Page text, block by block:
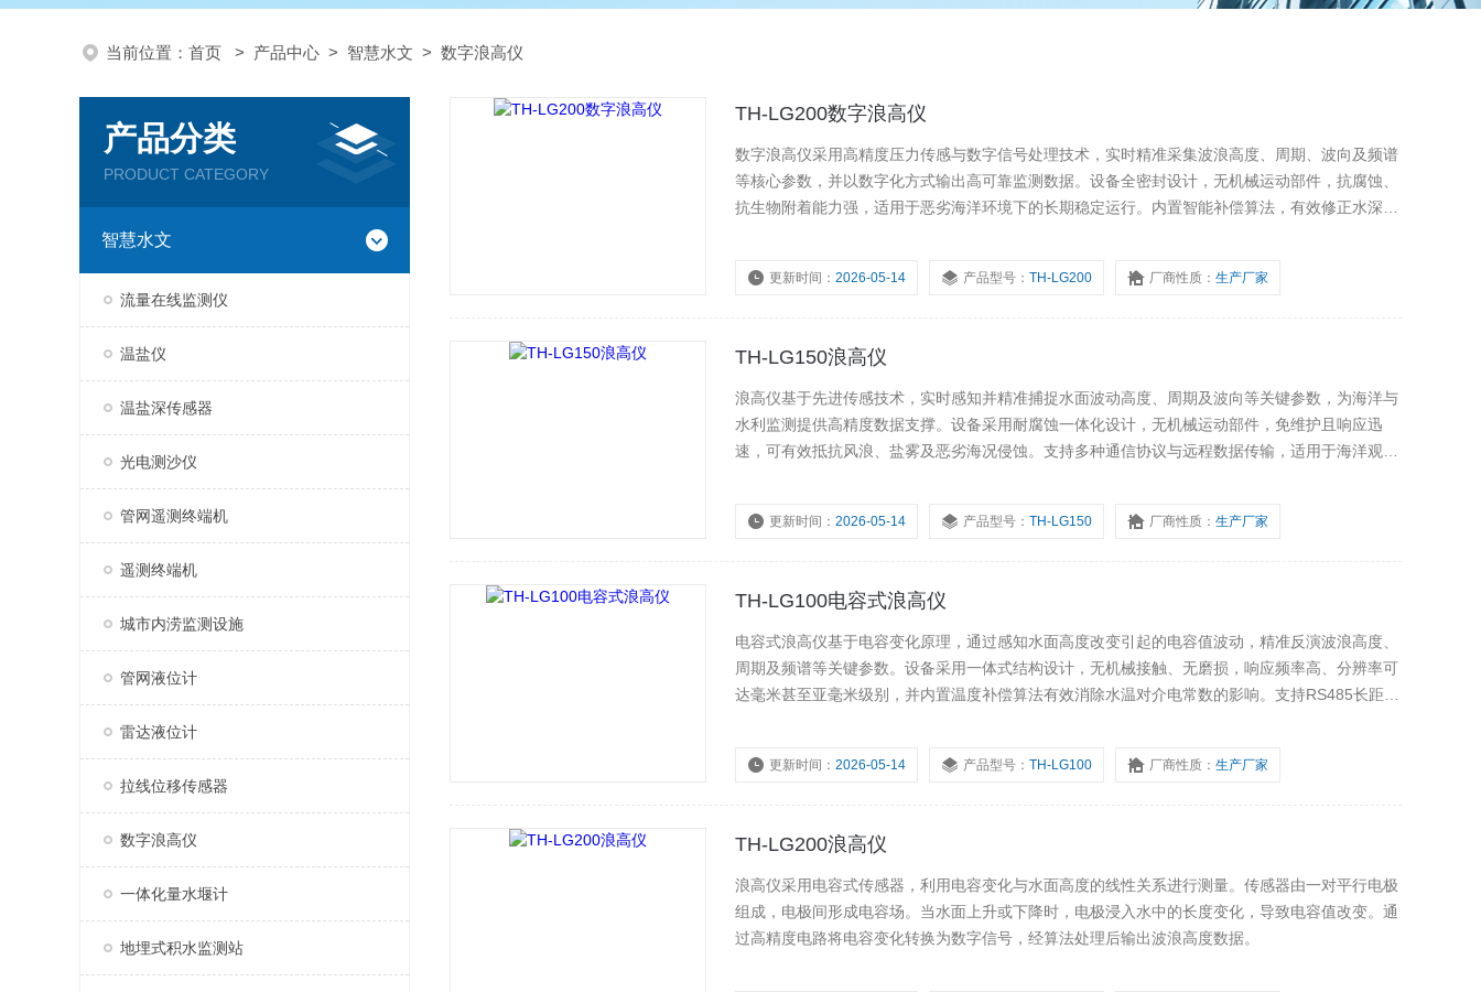
当前位置： 首页 > 产品中心 > 智慧水文 > 数字浪高仪
产品分类
PRODUCT CATEGORY
智慧水文
流量在线监测仪
温盐仪
温盐深传感器
光电测沙仪
管网遥测终端机
遥测终端机
城市内涝监测设施
管网液位计
雷达液位计
拉线位移传感器
数字浪高仪
一体化量水堰计
地埋式积水监测站
TH-LG200数字浪高仪
数字浪高仪采用高精度压力传感与数字信号处理技术，实时精准采集波浪高度、周期、波向及频谱
等核心参数，并以数字化方式输出高可靠监测数据。设备全密封设计，无机械运动部件，抗腐蚀、
抗生物附着能力强，适用于恶劣海洋环境下的长期稳定运行。内置智能补偿算法，有效修正水深与
更新时间：2026-05-14 产品型号：TH-LG200 厂商性质：生产厂家
TH-LG150浪高仪
浪高仪基于先进传感技术，实时感知并精准捕捉水面波动高度、周期及波向等关键参数，为海洋与
水利监测提供高精度数据支撑。设备采用耐腐蚀一体化设计，无机械运动部件，免维护且响应迅
速，可有效抵抗风浪、盐雾及恶劣海况侵蚀。支持多种通信协议与远程数据传输，适用于海洋观测
更新时间：2026-05-14 产品型号：TH-LG150 厂商性质：生产厂家
TH-LG100电容式浪高仪
电容式浪高仪基于电容变化原理，通过感知水面高度改变引起的电容值波动，精准反演波浪高度、
周期及频谱等关键参数。设备采用一体式结构设计，无机械接触、无磨损，响应频率高、分辨率可
达毫米甚至亚毫米级别，并内置温度补偿算法有效消除水温对介电常数的影响。支持RS485长距离
更新时间：2026-05-14 产品型号：TH-LG100 厂商性质：生产厂家
TH-LG200浪高仪
浪高仪采用电容式传感器，利用电容变化与水面高度的线性关系进行测量。传感器由一对平行电极
组成，电极间形成电容场。当水面上升或下降时，电极浸入水中的长度变化，导致电容值改变。通
过高精度电路将电容变化转换为数字信号，经算法处理后输出波浪高度数据。